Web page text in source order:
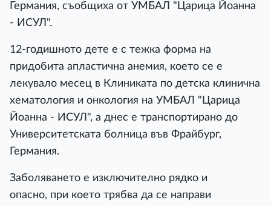
Германия, съобщиха от УМБАЛ "Царица Йоанна
- ИСУЛ".
12-годишното дете е с тежка форма на
придобита апластична анемия, което се е
лекувало месец в Клиниката по детска клинична
хематология и онкология на УМБАЛ "Царица
Йоанна - ИСУЛ", а днес е транспортирано до
Университетската болница във Фрайбург,
Германия.
Заболяването е изключително рядко и
опасно, при което трябва да се направи